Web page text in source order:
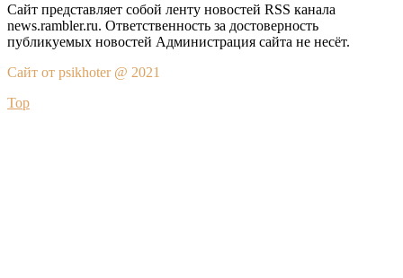
Сайт представляет собой ленту новостей RSS канала
news.rambler.ru. Ответственность за достоверность
публикуемых новостей Администрация сайта не несёт.
Сайт от psikhoter @ 2021
Top